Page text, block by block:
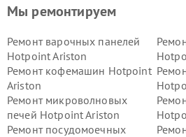
Мы ремонтируем
Ремонт варочных панелей
Hotpoint Ariston
Ремонт кофемашин Hotpoint
Ariston
Ремонт микроволновых
печей Hotpoint Ariston
Ремонт посудомоечных